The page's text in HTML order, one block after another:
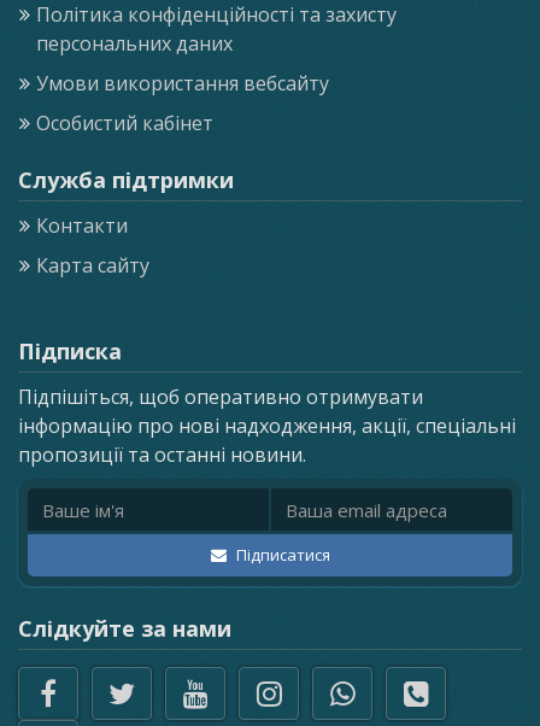
Політика конфіденційності та захисту
персональних даних
Умови використання вебсайту
Особистий кабінет
Служба підтримки
Контакти
Карта сайту
Підписка
Підпішіться, щоб оперативно отримувати
інформацію про нові надходження, акції, спеціальні
пропозиції та останні новини.
Ім'я Email адреса
Підписатися
Слідкуйте за нами